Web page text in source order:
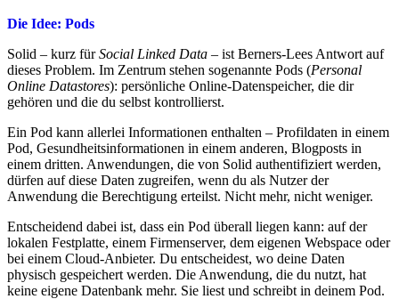
Die Idee: Pods
Solid – kurz fürSocial Linked Data – ist Berners-Lees Antwort auf
dieses Problem. Im Zentrum stehen sogenannte Pods (Personal
Online Datastores): persönliche Online-Datenspeicher, die dir
gehören und die du selbst kontrollierst.
Ein Pod kann allerlei Informationen enthalten – Profildaten in einem
Pod, Gesundheitsinformationen in einem anderen, Blogposts in
einem dritten. Anwendungen, die von Solid authentifiziert werden,
dürfen auf diese Daten zugreifen, wenn du als Nutzer der
Anwendung die Berechtigung erteilst. Nicht mehr, nicht weniger.
Entscheidend dabei ist, dass ein Pod überall liegen kann: auf der
lokalen Festplatte, einem Firmenserver, dem eigenen Webspace oder
bei einem Cloud-Anbieter. Du entscheidest, wo deine Daten
physisch gespeichert werden. Die Anwendung, die du nutzt, hat
keine eigene Datenbank mehr. Sie liest und schreibt in deinem Pod.